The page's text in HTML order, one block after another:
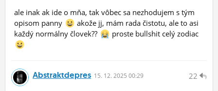
ale inak ak ide o mňa, tak vôbec sa nezhodujem s tým
opisom panny
akože jj, mám rada čistotu, ale to asi
každý normálny človek??
proste bullshit celý zodiac
22
Abstraktdepres 15. 12. 2025 00:29